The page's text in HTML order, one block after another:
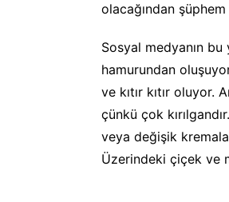
olacağından
Sosyal medyanın
hamurundan
ve kıtır kıtır
çünkü çok
veya değişik
Üzerindeki çiçek ve